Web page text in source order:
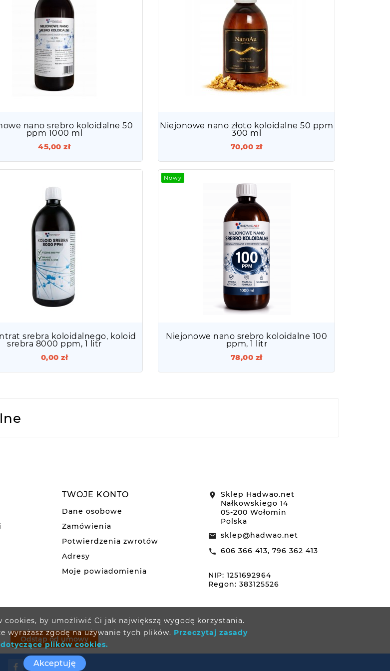
by umożliwić Ci jak największą wygodę korzystania.
wyrażasz zgodę na używanie tych plików. Przeczytaj zasady
dotyczące plików cookies.
Akceptuję
nano srebro koloidalne 50
ppm 1000 ml
45,00 zł
Niejonowe nano złoto koloidalne 50 ppm
300 ml
70,00 zł
srebra koloidalnego, koloid
srebra 8000 ppm, 1 litr
0,00 zł
Nowy
Niejonowe nano srebro koloidalne 100
ppm, 1 litr
78,00 zł
TWOJE KONTO
Dane osobowe
Zamówienia
Potwierdzenia zwrotów
Adresy
Moje powiadomienia
location_on
Sklep Hadwao.net
Nałkowskiego 14
05-200 Wołomin
Polska
email sklep@hadwao.net
call 606 366 413, 796 362 413
NIP: 1251692964
Regon: 383125526
Odstąp od umowy